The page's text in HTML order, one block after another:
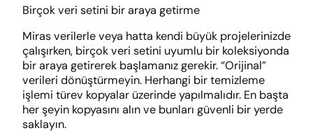
Birçok veri setini bir araya getirme
Miras verilerle veya hatta kendi büyük projelerinizde
çalışırken, birçok veri setini uyumlu bir koleksiyonda
bir araya getirerek başlamanız gerekir. “Orijinal”
verileri dönüştürmeyin. Herhangi bir temizleme
işlemi türev kopyalar üzerinde yapılmalıdır. En başta
her şeyin kopyasını alın ve bunları güvenli bir yerde
saklayın.